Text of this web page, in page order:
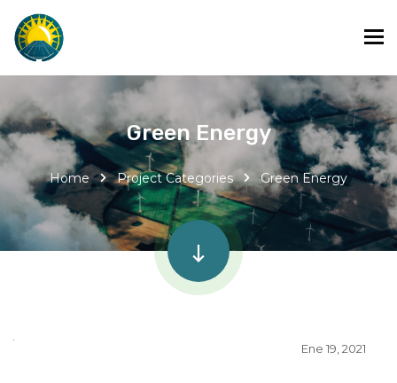
Green Energy
Home Project Categories Green Energy
Ene 19, 2021